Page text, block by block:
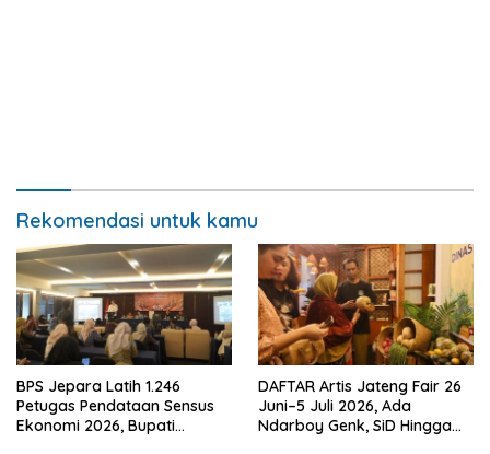
Rekomendasi untuk kamu
BPS Jepara Latih 1.246
Petugas Pendataan Sensus
Ekonomi 2026, Bupati
DAFTAR Artis Jateng Fair 26
Juni–5 Juli 2026, Ada
Ndarboy Genk, SiD Hingga